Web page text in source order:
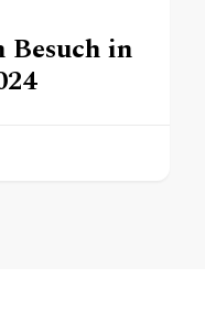
Besuch in